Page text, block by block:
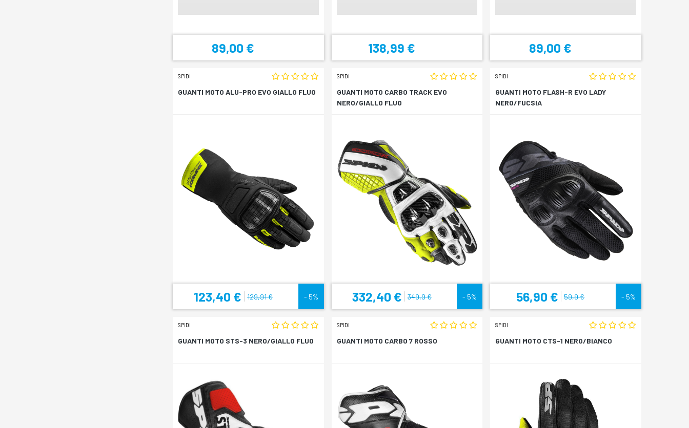
89,00 € 138,99 € 89,00 €
SPIDI
GUANTI MOTO ALU-PRO EVO GIALLO FLUO
123,40 € 129,91 € - 5%
SPIDI
GUANTI MOTO CARBO TRACK EVO
NERO/GIALLO FLUO
332,40 € 349,9 € - 5%
SPIDI
GUANTI MOTO FLASH-R EVO LADY
NERO/FUCSIA
56,90 € 59,9 € - 5%
SPIDI
GUANTI MOTO STS-3 NERO/GIALLO FLUO
SPIDI
GUANTI MOTO CARBO 7 ROSSO
SPIDI
GUANTI MOTO CTS-1 NERO/BIANCO